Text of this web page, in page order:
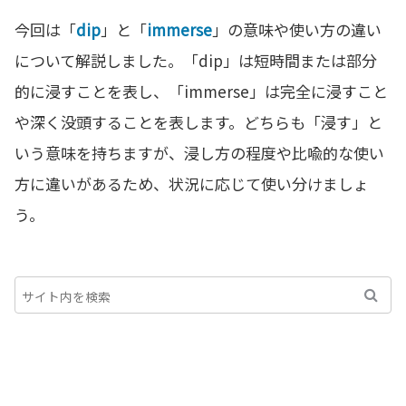
今回は「dip」と「immerse」の意味や使い方の違い
について解説しました。「dip」は短時間または部分
的に浸すことを表し、「immerse」は完全に浸すこと
や深く没頭することを表します。どちらも「浸す」と
いう意味を持ちますが、浸し方の程度や比喩的な使い
方に違いがあるため、状況に応じて使い分けましょ
う。